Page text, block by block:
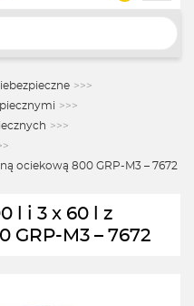
>>>
>>>
>>>
ociekową 800 GRP-M3 – 7672
l i 3 x 60 l z
GRP-M3 – 7672